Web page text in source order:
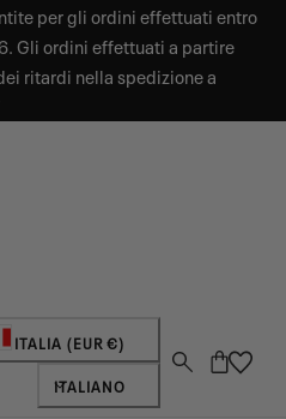
per gli ordini effettuati entro
Gli ordini effettuati a partire
ritardi nella spedizione a
regione
ITALIA (EUR €)
Lingua
ITALIANO
Carrello